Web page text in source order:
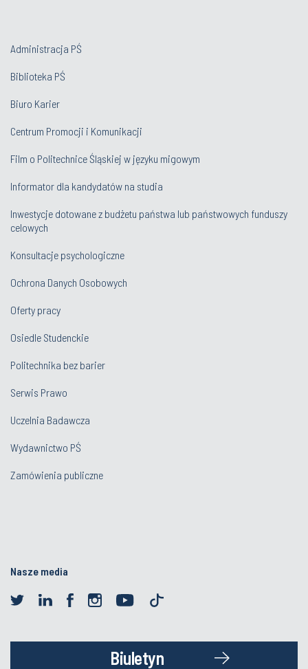
Administracja PŚ
Biblioteka PŚ
Biuro Karier
Centrum Promocji i Komunikacji
Film o Politechnice Śląskiej w języku migowym
Informator dla kandydatów na studia
Inwestycje dotowane z budżetu państwa lub państwowych funduszy
celowych
Konsultacje psychologiczne
Ochrona Danych Osobowych
Oferty pracy
Osiedle Studenckie
Politechnika bez barier
Serwis Prawo
Uczelnia Badawcza
Wydawnictwo PŚ
Zamówienia publiczne
Nasze media
Biuletyn